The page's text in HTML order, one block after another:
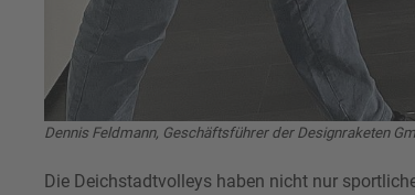
Dennis Feldmann, Geschäftsführer der Designraketen
Die Deichstadtvolleys haben nicht nur